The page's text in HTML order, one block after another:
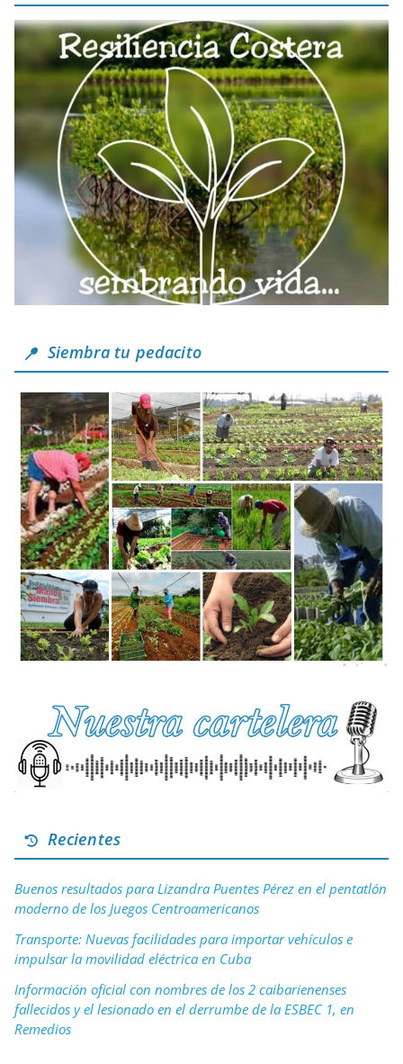
Siembra tu pedacito
Recientes
Buenos resultados para Lizandra Puentes Pérez en el pentatlón
moderno de los Juegos Centroamericanos
Transporte: Nuevas facilidades para importar vehículos e
impulsar la movilidad eléctrica en Cuba
Información oficial con nombres de los 2 caibarienenses
fallecidos y el lesionado en el derrumbe de la ESBEC 1, en
Remedios